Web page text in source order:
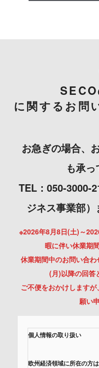
に関するお問
お急ぎの場合、
も承っ
TEL：050-3000-
ジネス事業部）
※2026年8月8日(土)～
暇に伴い休業期
休業期間中のお問い合
(月)以降の回答
ご不便をおかけします
願い
個人情報の取り扱い
欧州経済領域に所在の方